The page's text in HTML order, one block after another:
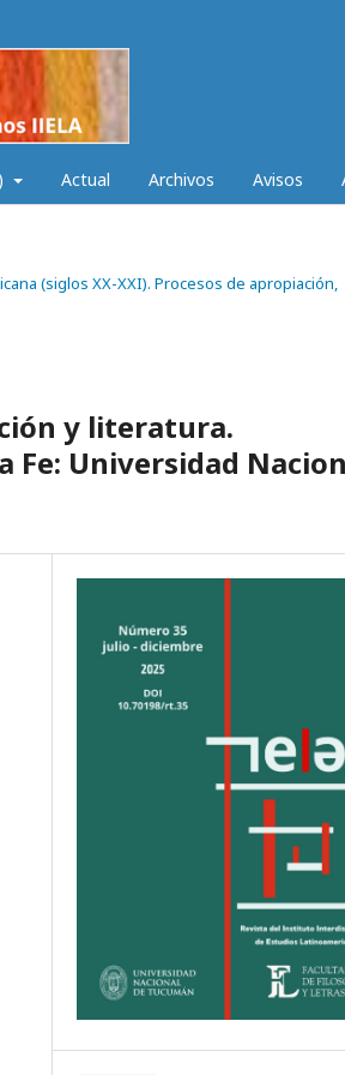
Actual Archivos Avisos
(siglos XX-XXI). Procesos de apropiación,
y literatura.
Fe: Universidad